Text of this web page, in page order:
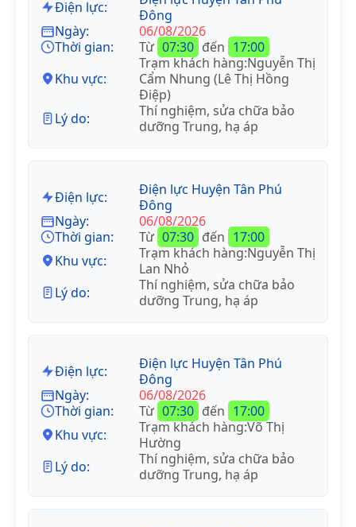
Điện lực:
Đông
Ngày:
06/08/2026
Thời gian:
Từ 07:30 đến 17:00
Khu vực:
Trạm khách hàng:Nguyễn Thị
Cẩm Nhung (Lê Thị Hồng
Điệp)
Lý do:
Thí nghiệm, sửa chữa bảo
dưỡng Trung, hạ áp
Điện lực:
Điện lực Huyện Tân Phú
Đông
Ngày:
06/08/2026
Thời gian:
Từ 07:30 đến 17:00
Khu vực:
Trạm khách hàng:Nguyễn Thị
Lan Nhỏ
Lý do:
Thí nghiệm, sửa chữa bảo
dưỡng Trung, hạ áp
Điện lực:
Điện lực Huyện Tân Phú
Đông
Ngày:
06/08/2026
Thời gian:
Từ 07:30 đến 17:00
Khu vực:
Trạm khách hàng:Võ Thị
Hường
Lý do:
Thí nghiệm, sửa chữa bảo
dưỡng Trung, hạ áp